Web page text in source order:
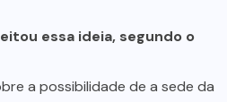
essa ideia, segundo o
a possibilidade de a sede da